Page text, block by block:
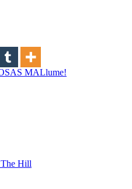
MALlume!
The Hill